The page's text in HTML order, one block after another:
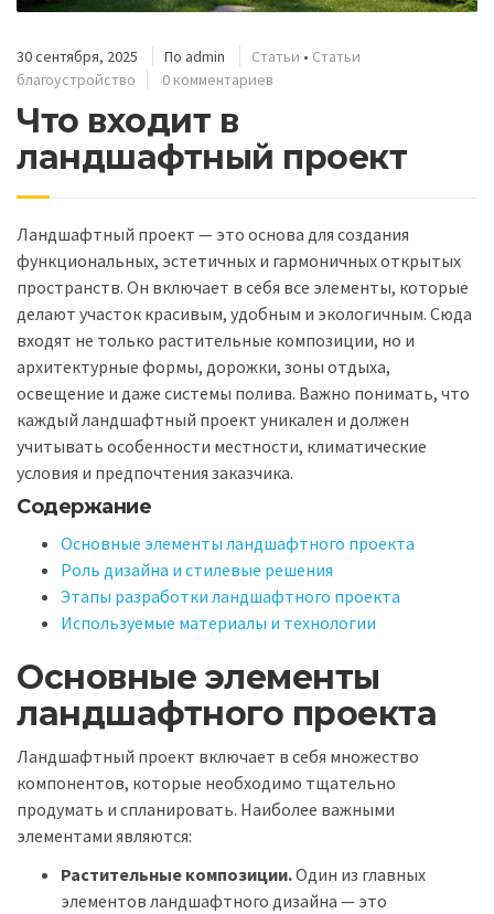
30 сентября, 2025 По admin Статьи • Статьи
благоустройство
0 комментариев
Что входит в
ландшафтный проект
Ландшафтный проект — это основа для создания
функциональных, эстетичных и гармоничных открытых
пространств. Он включает в себя все элементы, которые
делают участок красивым, удобным и экологичным. Сюда
входят не только растительные композиции, но и
архитектурные формы, дорожки, зоны отдыха,
освещение и даже системы полива. Важно понимать, что
каждый ландшафтный проект уникален и должен
учитывать особенности местности, климатические
условия и предпочтения заказчика.
Содержание
Основные элементы ландшафтного проекта
Роль дизайна и стилевые решения
Этапы разработки ландшафтного проекта
Используемые материалы и технологии
Основные элементы
ландшафтного проекта
Ландшафтный проект включает в себя множество
компонентов, которые необходимо тщательно
продумать и спланировать. Наиболее важными
элементами являются:
Растительные композиции.Один из главных
элементов ландшафтного дизайна — это